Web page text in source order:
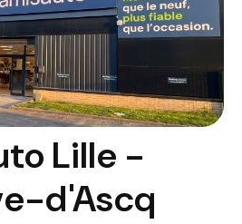
Lille -
d'Ascq